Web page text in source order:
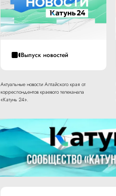
Выпуск новостей
Актуальные новости Алтайского края от
корреспондентов краевого телеканала
«Катунь 24».